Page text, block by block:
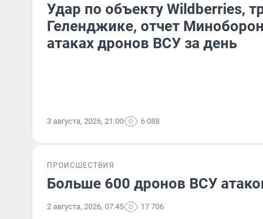
Удар по объекту Wildberries,
Геленджике, отчет
атаках дронов ВСУ за день
3 августа, 2026, 21:00 6 088
ПРОИСШЕСТВИЯ
Больше 600 дронов ВСУ
2 августа, 2026, 07:45 17 706